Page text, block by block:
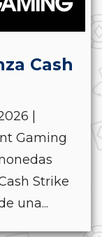
Cash
|
Gaming
Strike
una...